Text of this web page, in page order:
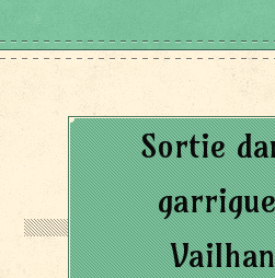
Sortie